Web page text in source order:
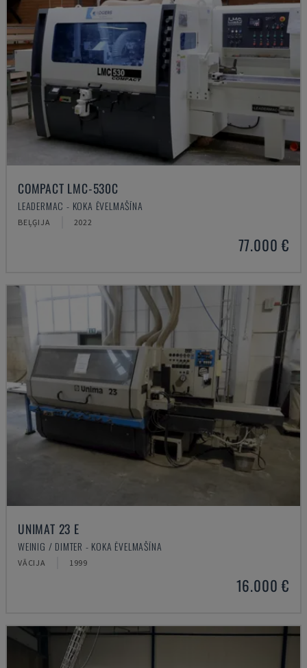
COMPACT LMC-530C
LEADERMAC - KOKA ĒVELMAŠĪNA
BEĻĢIJA 2022
77.000 €
UNIMAT 23 E
WEINIG / DIMTER - KOKA ĒVELMAŠĪNA
VĀCIJA 1999
16.000 €